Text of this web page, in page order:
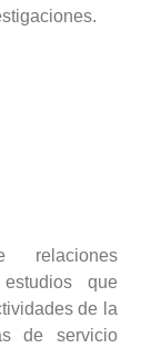
que
de la
de servicio